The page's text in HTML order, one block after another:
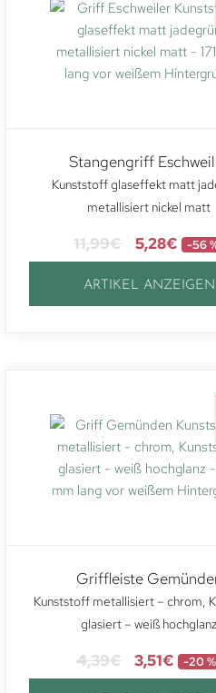
Stangengriff
Kunststoff glaseffekt matt
metallisiert nickel matt
11,99€ 5,28€ -56
ARTIKEL ANZEIGEN
Griffleiste
Kunststoff metallisiert – chrom,
glasiert – weiß hochglanz
4,39€ 3,51€ -20 %